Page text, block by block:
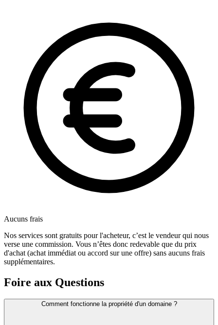
Aucuns frais
Nos services sont gratuits pour l'acheteur, c’est le vendeur qui nous
verse une commission. Vous n’êtes donc redevable que du prix
d'achat (achat immédiat ou accord sur une offre) sans aucuns frais
supplémentaires.
Foire aux Questions
Comment fonctionne la propriété d'un domaine ?